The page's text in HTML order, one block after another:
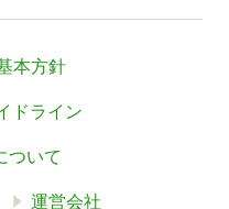
本方針
ドライン
ついて
運営会社